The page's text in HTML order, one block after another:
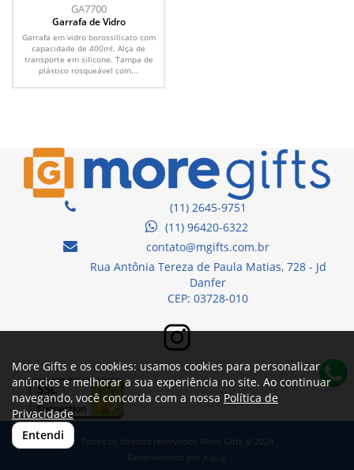
GA7700
Garrafa de Vidro
Garrafa em vidro borossilicato com
capacidade de 400ml. Alça de
transporte em silicone. Tampa de
plástico rosqueável com...
(11) 2645-9751
(11) 96420-6322
contato@mgifts.com.br
Rua Antônia Tereza de Paula Matias, 728 - Jd
Danfer
CEP: 03728-010
Todos os direitos reservados More Gifts © 2024
Desenvolvido por A. Jung
More Gifts e os cookies: usamos cookies para personalizar
anúncios e melhorar a sua experiência no site. Ao continuar
navegando, você concorda com a nossa Política de
Privacidade
Entendi